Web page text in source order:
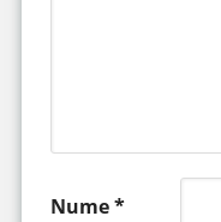
Nume*